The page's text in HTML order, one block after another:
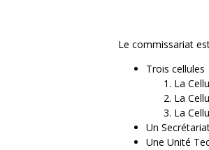
Le commissariat
Trois cellules
La
La
La
Un
Une Unité